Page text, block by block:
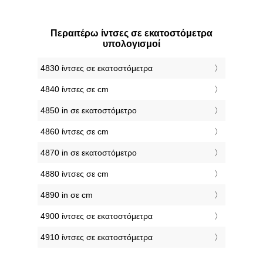
Περαιτέρω ίντσες σε εκατοστόμετρα
υπολογισμοί
4830 ίντσες σε εκατοστόμετρα
4840 ίντσες σε cm
4850 in σε εκατοστόμετρο
4860 ίντσες σε cm
4870 in σε εκατοστόμετρο
4880 ίντσες σε cm
4890 in σε cm
4900 ίντσες σε εκατοστόμετρα
4910 ίντσες σε εκατοστόμετρα